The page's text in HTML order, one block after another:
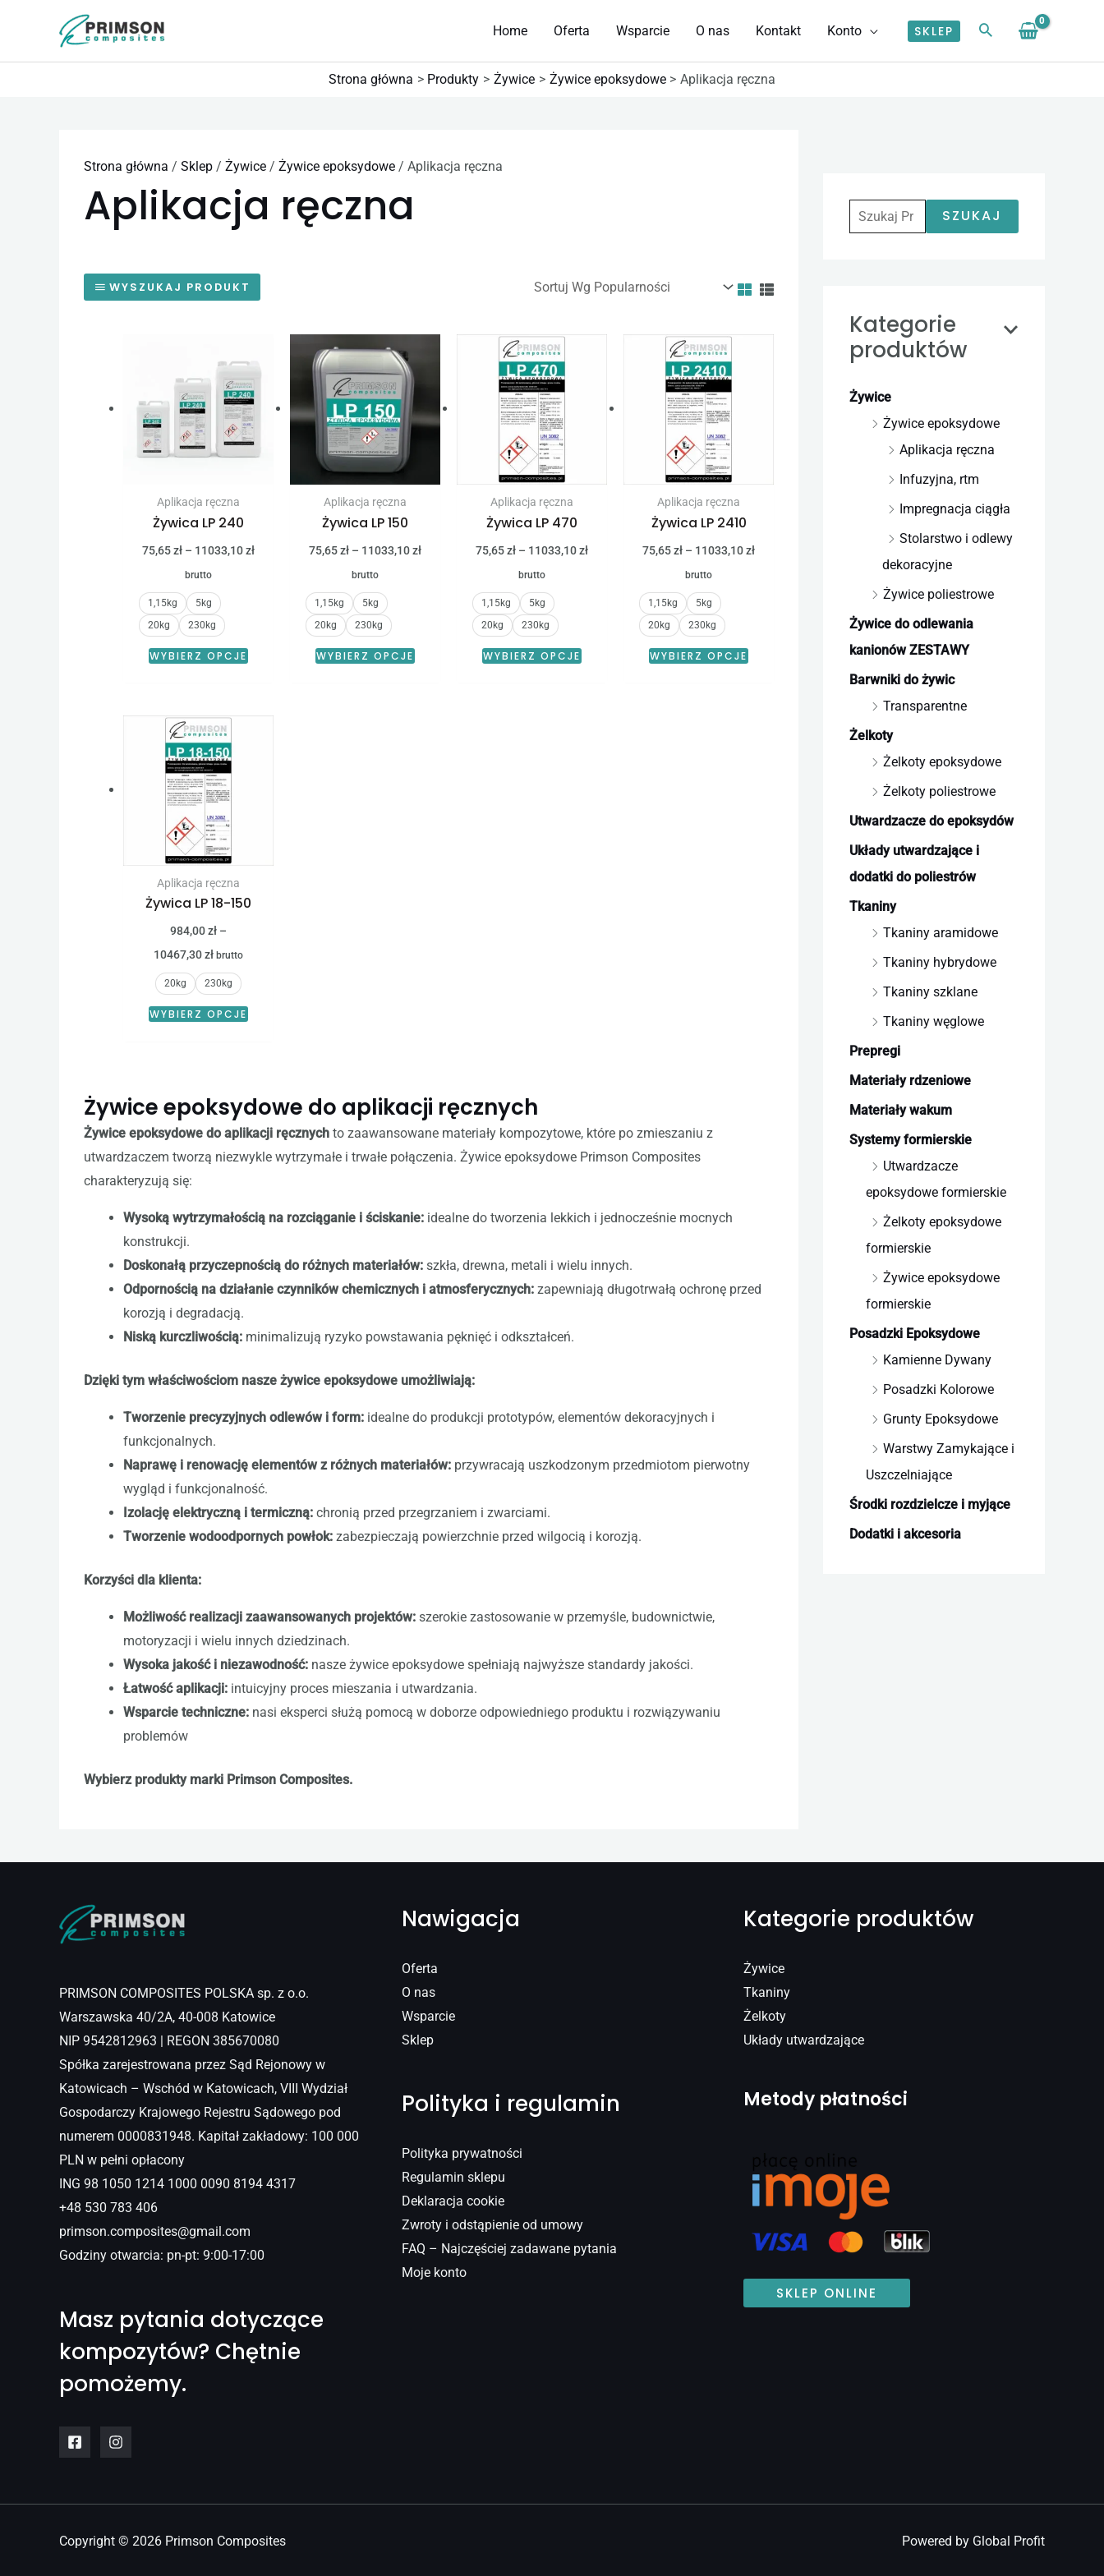
treści
Home Oferta Wsparcie O nas Kontakt Konto SKLEP
Strona główna Produkty Żywice Żywice epoksydowe Aplikacja ręczna
Strona główna / Sklep / Żywice / Żywice epoksydowe / Aplikacja ręczna
Aplikacja ręczna
WYSZUKAJ PRODUKT
Aplikacja ręczna
Żywica LP 240
75,65zł – 11033,10zł
od
do
11033,10 zł
brutto
1,15kg
5kg
20kg
230kg
WYBIERZ OPCJE
produkt
ma
wiele
wariantów.
stronie
Aplikacja ręczna
Żywica LP 150
75,65zł – 11033,10zł
11033,10 zł
brutto
1,15kg
5kg
20kg
230kg
WYBIERZ OPCJE
wiele
można
stronie
Aplikacja ręczna
Żywica LP 470
75,65zł – 11033,10zł
11033,10 zł
brutto
1,15kg
5kg
20kg
230kg
WYBIERZ OPCJE
można
stronie
Aplikacja ręczna
Żywica LP 2410
75,65zł – 11033,10zł
brutto
1,15kg
5kg
20kg
230kg
WYBIERZ OPCJE
można
stronie
Aplikacja ręczna
Żywica LP 18-150
984,00zł –
10467,30zł
Zakres
cen:
od
984,00 zł
do
10467,30 zł
brutto
20kg 230kg
WYBIERZ OPCJE
można
Żywice epoksydowe do aplikacji ręcznych
Żywice epoksydowe do aplikacji ręcznych to zaawansowane materiały kompozytowe, które po zmieszaniu z
utwardzaczem tworzą niezwykle wytrzymałe i trwałe połączenia. Żywice epoksydowe Primson Composites
charakteryzują się:
Wysoką wytrzymałością na rozciąganie i ściskanie: idealne do tworzenia lekkich i jednocześnie mocnych
konstrukcji.
Doskonałą przyczepnością do różnych materiałów: szkła, drewna, metali i wielu innych.
Odpornością na działanie czynników chemicznych i atmosferycznych: zapewniają długotrwałą ochronę przed
korozją i degradacją.
Niską kurczliwością: minimalizują ryzyko powstawania pęknięć i odkształceń.
Dzięki tym właściwościom nasze żywice epoksydowe umożliwiają:
Tworzenie precyzyjnych odlewów i form: idealne do produkcji prototypów, elementów dekoracyjnych i
funkcjonalnych.
Naprawę i renowację elementów z różnych materiałów: przywracają uszkodzonym przedmiotom pierwotny
wygląd i funkcjonalność.
Izolację elektryczną i termiczną: chronią przed przegrzaniem i zwarciami.
Tworzenie wodoodpornych powłok: zabezpieczają powierzchnie przed wilgocią i korozją.
Korzyści dla klienta:
Możliwość realizacji zaawansowanych projektów: szerokie zastosowanie w przemyśle, budownictwie,
motoryzacji i wielu innych dziedzinach.
Wysoka jakość i niezawodność: nasze żywice epoksydowe spełniają najwyższe standardy jakości.
Łatwość aplikacji: intuicyjny proces mieszania i utwardzania.
Wsparcie techniczne: nasi eksperci służą pomocą w doborze odpowiedniego produktu i rozwiązywaniu
problemów
Wybierz produkty marki Primson Composites.
:
SZUKAJ
Kategorie
produktów
Żywice
Żywice epoksydowe
Aplikacja ręczna
Infuzyjna, rtm
Impregnacja ciągła
Stolarstwo i odlewy
dekoracyjne
Żywice poliestrowe
Żywice do odlewania
kanionów ZESTAWY
Barwniki do żywic
Transparentne
Żelkoty
Żelkoty epoksydowe
Żelkoty poliestrowe
Utwardzacze do epoksydów
Układy utwardzające i
dodatki do poliestrów
Tkaniny
Tkaniny aramidowe
Tkaniny hybrydowe
Tkaniny szklane
Tkaniny węglowe
Prepregi
Materiały rdzeniowe
Materiały wakum
Systemy formierskie
Utwardzacze
epoksydowe formierskie
Żelkoty epoksydowe
formierskie
Żywice epoksydowe
formierskie
Posadzki Epoksydowe
Kamienne Dywany
Posadzki Kolorowe
Grunty Epoksydowe
Warstwy Zamykające i
Uszczelniające
Środki rozdzielcze i myjące
Dodatki i akcesoria
PRIMSON COMPOSITES POLSKA sp. z o.o.
Warszawska 40/2A, 40-008 Katowice
NIP 9542812963 | REGON 385670080
Spółka zarejestrowana przez Sąd Rejonowy w
Katowicach – Wschód w Katowicach, VIII Wydział
Gospodarczy Krajowego Rejestru Sądowego pod
numerem 0000831948. Kapitał zakładowy: 100 000
PLN w pełni opłacony
ING 98 1050 1214 1000 0090 8194 4317
+48 530 783 406
primson.composites@gmail.com
Godziny otwarcia: pn-pt: 9:00-17:00
Masz pytania dotyczące
kompozytów? Chętnie
pomożemy.
Nawigacja
Oferta
O nas
Wsparcie
Sklep
Polityka i regulamin
Polityka prywatności
Regulamin sklepu
Deklaracja cookie
Zwroty i odstąpienie od umowy
FAQ – Najczęściej zadawane pytania
Moje konto
Kategorie produktów
Żywice
Tkaniny
Żelkoty
Układy utwardzające
Metody płatności
SKLEP ONLINE
Copyright © 2026 Primson Composites Powered by Global Profit